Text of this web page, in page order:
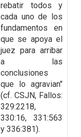
rebatir todos y
cada uno de los
fundamentos en
que se apoya el
juez para arribar
a las
conclusiones
que lo agravian"
(cf. CSJN, Fallos:
329:2218,
330:16, 331:563
y 336:381).